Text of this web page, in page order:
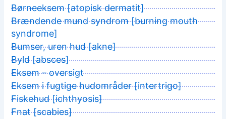
Børneeksem [atopisk dermatit]
Brændende mund syndrom [burning mouth
syndrome]
Bumser, uren hud [akne]
Byld [absces]
Eksem – oversigt
Eksem i fugtige hudområder [intertrigo]
Fiskehud [ichthyosis]
Fnat [scabies]